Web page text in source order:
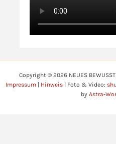
Copyright © 2026 NEUES
Impressum
Hinweis | Foto & Video:
by Astra-